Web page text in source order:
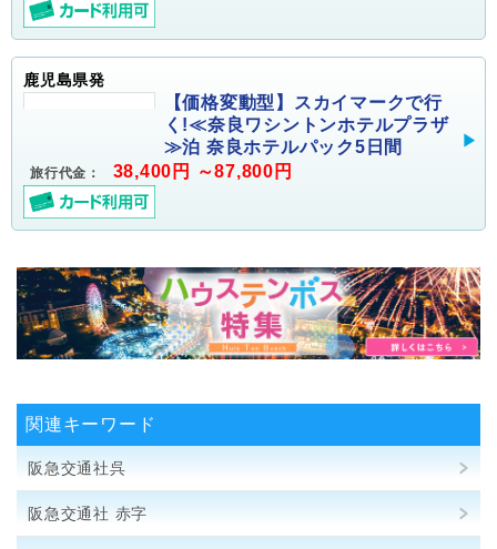
鹿児島県発
【価格変動型】スカイマークで行
く!≪奈良ワシントンホテルプラザ
≫泊 奈良ホテルパック5日間
旅行代金： 38,400円 ～87,800円
関連キーワード
阪急交通社呉
阪急交通社 赤字